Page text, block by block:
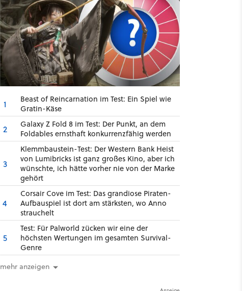
1
Beast of Reincarnation im Test: Ein Spiel wie
Gratin-Käse
2
Galaxy Z Fold 8 im Test: Der Punkt, an dem
Foldables ernsthaft konkurrenzfähig werden
3
Klemmbaustein-Test: Der Western Bank Heist
von Lumibricks ist ganz großes Kino, aber ich
wünschte, ich hätte vorher nie von der Marke
gehört
4
Corsair Cove im Test: Das grandiose Piraten-
Aufbauspiel ist dort am stärksten, wo Anno
strauchelt
5
Test: Für Palworld zücken wir eine der
höchsten Wertungen im gesamten Survival-
Genre
mehr anzeigen